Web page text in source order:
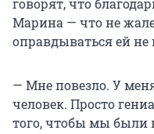
говорят, что
Марина — что не
оправдываться ей не
— Мне повезло. У
человек. Просто
того, чтобы мы были